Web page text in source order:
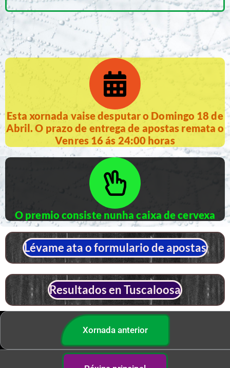
Esta xornada vaise desputar o Domingo 18 de
Abril. O prazo de entrega de apostas remata o
Venres 16 ás 24:00 horas
O premio consiste nunha caixa de cervexa
Lévame ata o formulario de apostas
Resultados en Tuscaloosa
Xornada anterior